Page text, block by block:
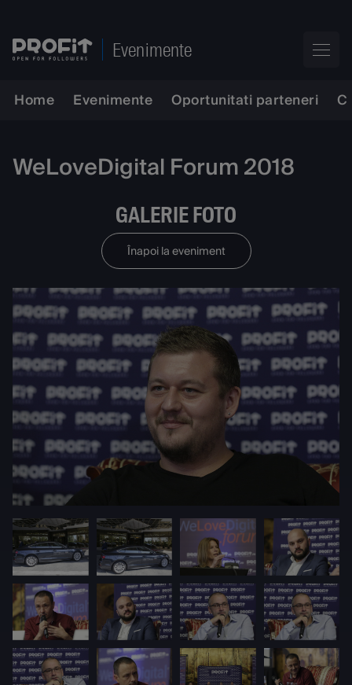
Evenimente
Home Evenimente Oportunitati parteneri
WeLoveDigital Forum 2018
GALERIE FOTO
Înapoi la eveniment